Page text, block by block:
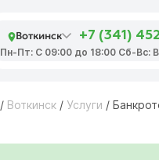
Воткинск +7 (341)
Пн-Пт: С 09:00 до 18:00 Сб-Вс:
/ Воткинск / Услуги /